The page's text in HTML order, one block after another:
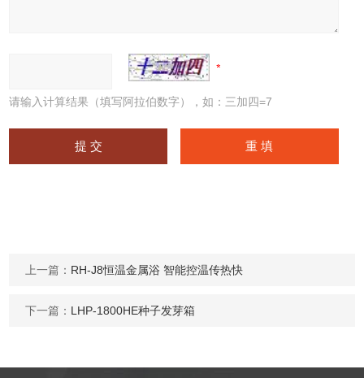
请输入计算结果（填写阿拉伯数字），如：三加四=7
上一篇： RH-J8恒温金属浴 智能控温传热快
下一篇： LHP-1800HE种子发芽箱